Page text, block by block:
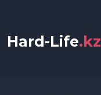
Hard-Life.kz